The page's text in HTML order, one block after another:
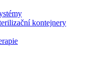
kontejnery